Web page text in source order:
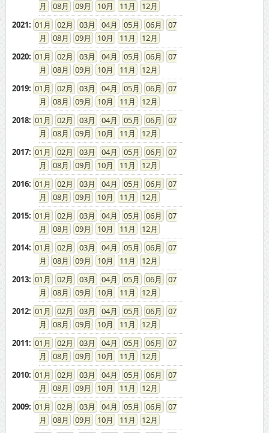
08
09 10 11
12
2021: 01 02 03 04 05 06
07
08
09 10 11
12
2020: 01 02 03 04 05 06
07
08
09 10 11
12
2019: 01 02 03 04 05 06
07
08
09 10 11
12
2018: 01 02 03 04 05 06
07
08
09 10 11
12
2017: 01 02 03 04 05 06
07
08
09 10 11
12
2016: 01 02 03 04 05 06
07
08
09 10 11
12
2015: 01 02 03 04 05 06
07
08
09 10 11
12
2014: 01 02 03 04 05 06
07
08
09 10 11
12
2013: 01 02 03 04 05 06
07
08
09 10 11
12
2012: 01 02 03 04 05 06
07
08
09 10 11
12
2011: 01 02 03 04 05 06
07
08
09 10 11
12
2010: 01 02 03 04 05 06
07
08
09 10 11
12
2009: 01 02 03 04 05 06
07
08
09 10 11
12